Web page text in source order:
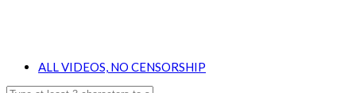
ALL VIDEOS, NO CENSORSHIP